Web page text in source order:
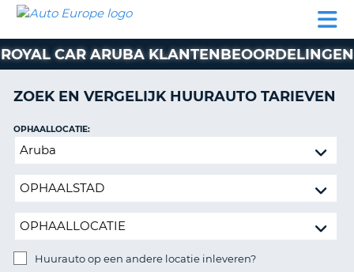
AUTO
CAMPER
PARTNER
AUTO
EUROPE
AUTO
CAMPER
HUREN
PARTNER
HULP
MIJN
BEHEER
BOEKING
NEDERLAND
ROYAL CAR ARUBA KLANTENBEOORDELINGEN
ZOEK EN VERGELIJK HUURAUTO TARIEVEN
Huurauto
een
inleveren?
OPHAALLOCATIE:
Huurauto op een andere locatie inleveren?